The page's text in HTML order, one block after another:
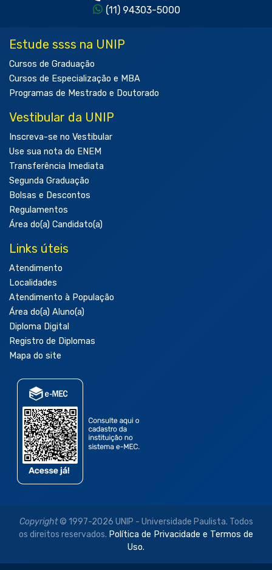
(11) 94303-5000
Estude ssss na UNIP
Cursos de Graduação
Cursos de Especialização e MBA
Programas de Mestrado e Doutorado
Vestibular da UNIP
Inscreva-se no Vestibular
Use sua nota do ENEM
Transferência Imediata
Segunda Graduação
Bolsas e Descontos
Regulamentos
Área do(a) Candidato(a)
Links úteis
Atendimento
Localidades
Atendimento à População
Área do(a) Aluno(a)
Diploma Digital
Registro de Diplomas
Mapa do site
Copyright© 1997-2026 UNIP - Universidade Paulista. Todos
os direitos reservados. Política de Privacidade e Termos de
Uso.